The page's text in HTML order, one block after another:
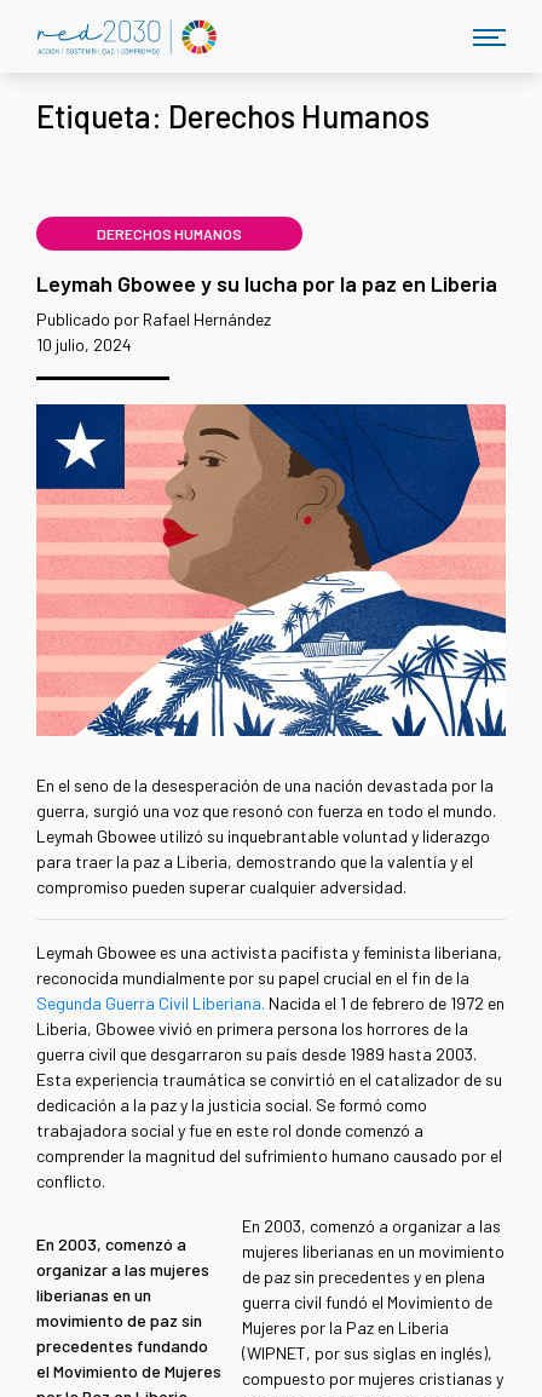
Etiqueta: Derechos Humanos
DERECHOS HUMANOS
Leymah Gbowee y su lucha por la paz en Liberia
Publicado por Rafael Hernández
10 julio, 2024
En el seno de la desesperación de una nación devastada por la
guerra, surgió una voz que resonó con fuerza en todo el mundo.
Leymah Gbowee utilizó su inquebrantable voluntad y liderazgo
para traer la paz a Liberia, demostrando que la valentía y el
compromiso pueden superar cualquier adversidad.
Leymah Gbowee es una activista pacifista y feminista​ liberiana,
reconocida mundialmente por su papel crucial en el fin de la
Segunda Guerra Civil Liberiana. Nacida el 1 de febrero de 1972 en
Liberia, Gbowee vivió en primera persona los horrores de la
guerra civil que desgarraron su país desde 1989 hasta 2003.
Esta experiencia traumática se convirtió en el catalizador de su
dedicación a la paz y la justicia social. Se formó como
trabajadora social y fue en este rol donde comenzó a
comprender la magnitud del sufrimiento humano causado por el
conflicto.
En 2003, comenzó a
organizar a las mujeres
liberianas en un
movimiento de paz sin
precedentes fundando
el Movimiento de Mujeres
En 2003, comenzó a organizar a las
mujeres liberianas en un movimiento
de paz sin precedentes y en plena
guerra civil fundó el Movimiento de
Mujeres por la Paz en Liberia
(WIPNET, por sus siglas en inglés),
compuesto por mujeres cristianas y